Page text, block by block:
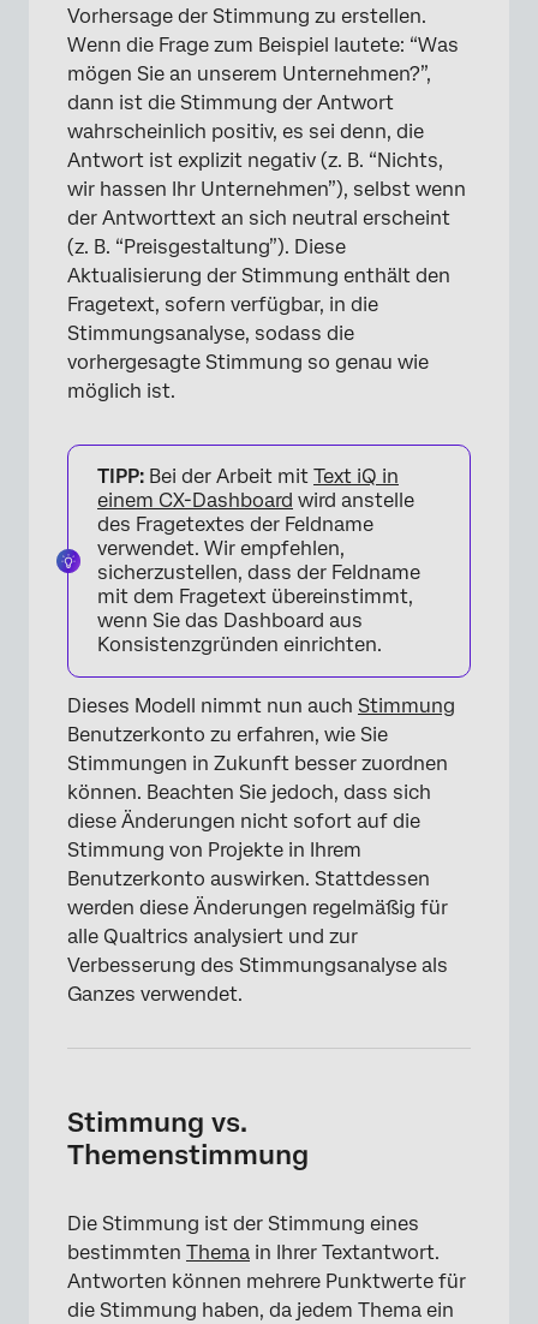
Vorhersage der Stimmung zu erstellen.
Wenn die Frage zum Beispiel lautete: “Was
mögen Sie an unserem Unternehmen?”,
dann ist die Stimmung der Antwort
wahrscheinlich positiv, es sei denn, die
Antwort ist explizit negativ (z. B. “Nichts,
wir hassen Ihr Unternehmen”), selbst wenn
der Antworttext an sich neutral erscheint
(z. B. “Preisgestaltung”). Diese
Aktualisierung der Stimmung enthält den
Fragetext, sofern verfügbar, in die
Stimmungsanalyse, sodass die
vorhergesagte Stimmung so genau wie
möglich ist.
TIPP: Bei der Arbeit mit Text iQ in
einem CX-Dashboard wird anstelle
des Fragetextes der Feldname
verwendet. Wir empfehlen,
sicherzustellen, dass der Feldname
mit dem Fragetext übereinstimmt,
wenn Sie das Dashboard aus
Konsistenzgründen einrichten.
Dieses Modell nimmt nun auch Stimmung
Benutzerkonto zu erfahren, wie Sie
Stimmungen in Zukunft besser zuordnen
können. Beachten Sie jedoch, dass sich
diese Änderungen nicht sofort auf die
Stimmung von Projekte in Ihrem
Benutzerkonto auswirken. Stattdessen
werden diese Änderungen regelmäßig für
alle Qualtrics analysiert und zur
Verbesserung des Stimmungsanalyse als
Ganzes verwendet.
Stimmung vs.
Themenstimmung
Die Stimmung ist der Stimmung eines
bestimmten Thema in Ihrer Textantwort.
Antworten können mehrere Punktwerte für
die Stimmung haben, da jedem Thema ein